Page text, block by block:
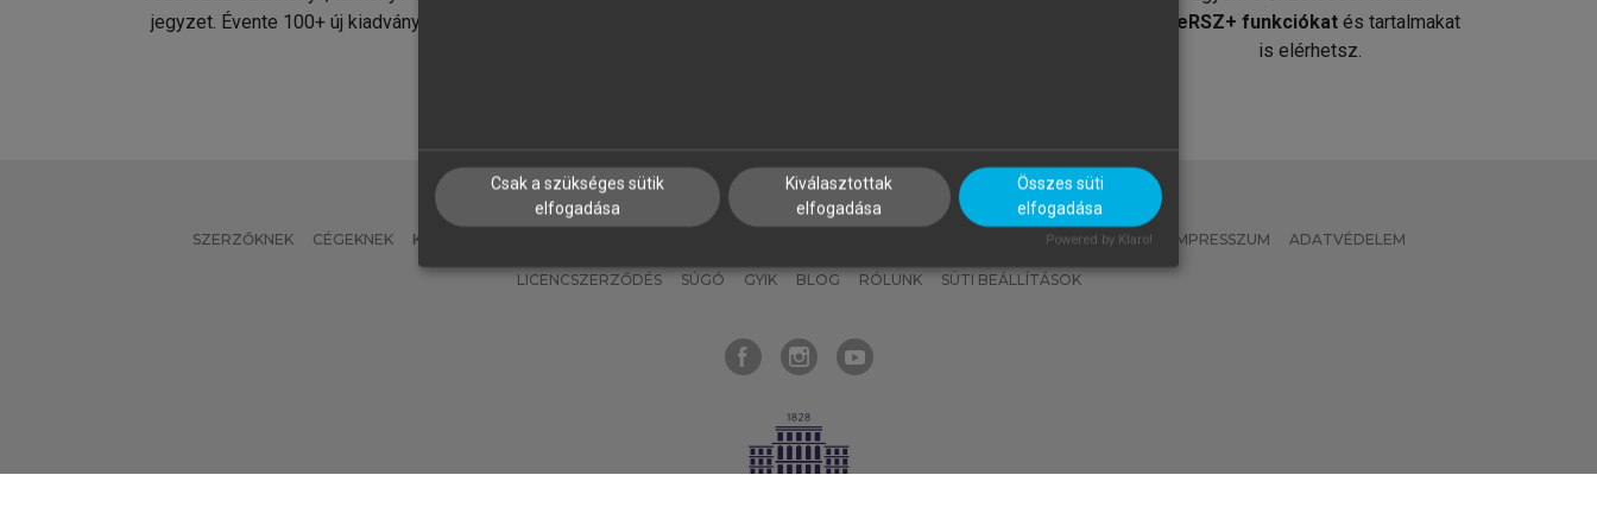
jegyzet. Évente 100+ új kiadvány.
MeRSZ+ funkciókat és tartalmakat
is elérhetsz.
SZERZŐKNEK CÉGEKNEK KÖNYVTÁROSOKNAK MI – ÁLTALÁNOS IRÁNYELVEK IMPRESSZUM ADATVÉDELEM
LICENCSZERZŐDÉS SÚGÓ GYIK BLOG RÓLUNK SÜTI BEÁLLÍTÁSOK
Csak a szükséges sütik
elfogadása
Kiválasztottak
elfogadása
Összes süti
elfogadása
Powered by Klaro!